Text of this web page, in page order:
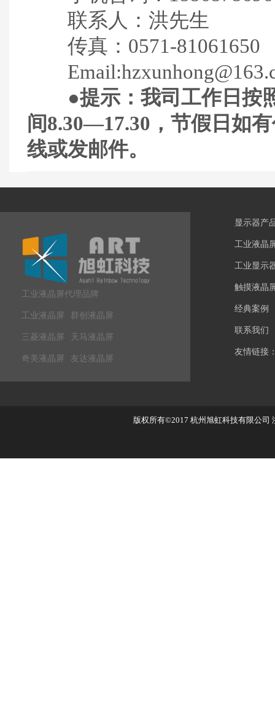
联系人：洪先生
传真：0571-81061650
●提示：我司工作日按
间8.30—17.30，节假日如
线或发邮件。
工业液晶屏代理品牌
工业液晶屏 群创液晶屏
三菱液晶屏 天马液晶屏
奇美液晶屏 友达液晶屏
显示器产
工业液晶
工业显示
触摸液晶
经典案例
联系我们
友情链接
版权所有©2017 杭州旭虹科技有限公司